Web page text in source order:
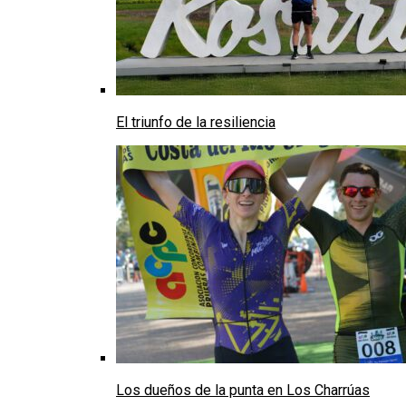
El triunfo de la resiliencia
Los dueños de la punta en Los Charrúas